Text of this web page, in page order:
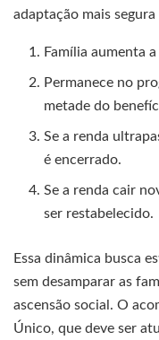
adaptação mais
Família aumenta
Permanece no
metade do
Se a renda
é encerrado.
Se a renda cair
ser restabelecido.
Essa dinâmica busca
sem desamparar as
ascensão social. O
Único, que deve ser